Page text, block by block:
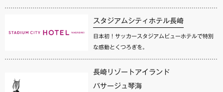
スタジアムシティホテル長崎
日本初！サッカースタジアムビューホテルで特別
な感動とくつろぎを。
長崎リゾートアイランド
パサージュ琴海